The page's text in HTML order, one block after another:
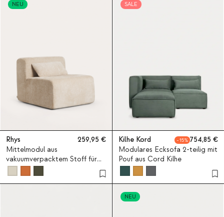
NEU
Rhys
259,95
Mittelmodul aus
vakuumverpacktem Stoff für
modulares Sofa Rhys
SALE
Kilhe Kord 15
754,85
Modulares Ecksofa 2-teilig mit
Pouf aus Cord Kilhe
NEU